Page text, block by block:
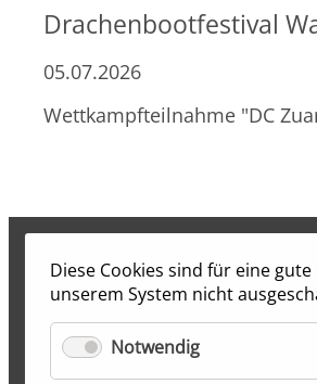
Drachenbootfestival
05.07.2026
Wettkampfteilnahme "DC
Diese Cookies sind für eine
unserem System nicht
Notwendig